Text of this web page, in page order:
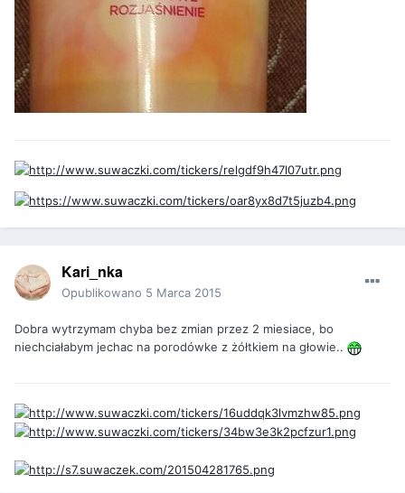
Kari_nka
Opublikowano 5 Marca 2015
Dobra wytrzymam chyba bez zmian przez 2 miesiace, bo
niechciałabym jechac na porodówke z żółtkiem na głowie..